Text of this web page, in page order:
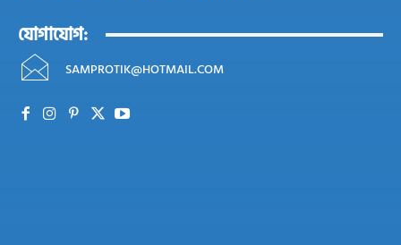
যোগাযোগ:
SAMPROTIK@HOTMAIL.COM